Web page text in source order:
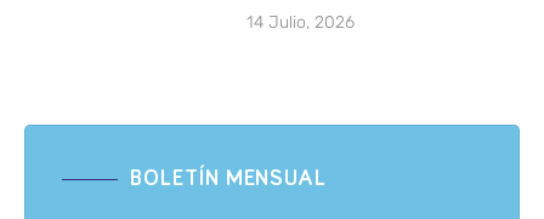
14 Julio, 2026
BOLETÍN MENSUAL